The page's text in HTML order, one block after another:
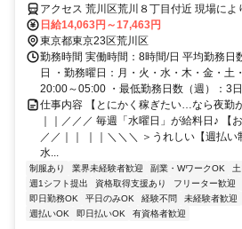
アクセス 荒川区荒川８丁目付近 現場に
談可 ■電話面接■来社不要■即日勤務
日給14,063円～17,463円
東京都東京23区荒川区
勤務時間 実働時間：8時間/日 平均勤務日
日 ・勤務曜日：月・火・水・木・金・土
20:00～05:00 ・最低勤務日数（週）：3
仕事内容 【とにかく稼ぎたい…なら夜勤
｜｜／／／ 毎週「水曜日」が給料日♪ 【
／／｜｜ ｜｜＼＼＼ ＞うれしい【週払
水...
制服あり 業界未経験者歓迎 副業・WワークOK
週1シフト提出
資格取得支援あり フリーター歓迎
即日勤務OK
平日のみOK 経験不問 未経験者歓迎
週払いOK
即日払いOK 有資格者歓迎